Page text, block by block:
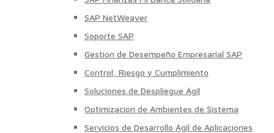
SAP NetWeaver
Soporte SAP
Gestión de Desempeño Empresarial SAP
Control, Riesgo y Cumplimiento
Soluciones de Despliegue Ágil
Optimización de Ambientes de Sistema
Servicios de Desarrollo Ágil de Aplicaciones